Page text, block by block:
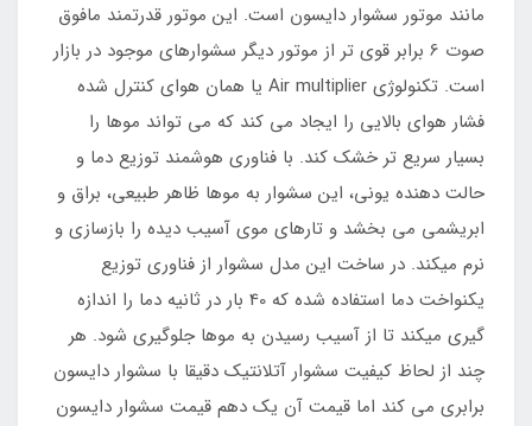
مانند موتور سشوار دایسون است. این موتور قدرتمند مافوق
صوت 6 برابر قوی تر از موتور دیگر سشوارهای موجود در بازار
است. تکنولوژی Air multiplier یا همان هوای کنترل شده
فشار هوای بالایی را ایجاد می کند که می تواند موها را
بسیار سریع تر خشک کند. با فناوری هوشمند توزیع دما و
حالت دهنده یونی، این سشوار به موها ظاهر طبیعی، براق و
ابریشمی می بخشد و تارهای موی آسیب دیده را بازسازی و
نرم میکند. در ساخت این مدل سشوار از فناوری توزیع
یکنواخت دما استفاده شده که 40 بار در ثانیه دما را اندازه
گیری میکند تا از آسیب رسیدن به موها جلوگیری شود. هر
چند از لحاظ کیفیت سشوار آتلانتیک دقیقا با سشوار دایسون
برابری می کند اما قیمت آن یک دهم قیمت سشوار دایسون